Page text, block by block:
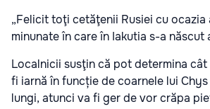
„Felicit toţi cetăţenii Rusiei cu ocazia
minunate în care în Iakutia s-a născut
Localnicii susţin că pot determina
fi iarnă în funcție de coarnele lui
lungi, atunci va fi ger de vor crăpa